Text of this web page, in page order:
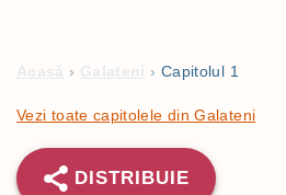
Acasă › Galateni › Capitolul 1
Vezi toate capitolele din Galateni
DISTRIBUIE